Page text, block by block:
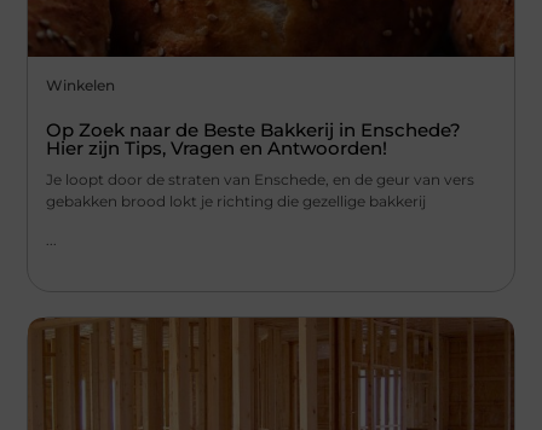
Winkelen
Op Zoek naar de Beste Bakkerij in Enschede?
Hier zijn Tips, Vragen en Antwoorden!
Je loopt door de straten van Enschede, en de geur van vers
gebakken brood lokt je richting die gezellige bakkerij
...